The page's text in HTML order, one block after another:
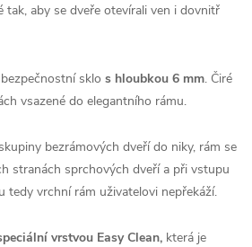
tak, aby se dveře otevírali ven i dovnitř
sklo s hloubkou 6 mm. Čiré
vsazené do elegantního rámu.
bezrámových dveří do niky, rám se
stranách sprchových dveří a při vstupu
tedy vrchní rám uživatelovi nepřekáží.
vrstvou Easy Clean, která je